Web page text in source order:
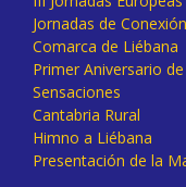
Jornadas de
Comarca de Liébana
Primer Aniversario
Sensaciones
Cantabria Rural
Himno a Liébana
Presentación de la